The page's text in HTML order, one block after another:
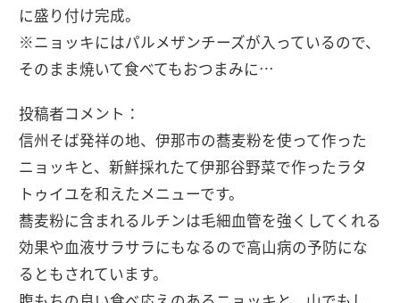
に盛り付け完成。
※ニョッキにはパルメザンチーズが入っているので、
そのまま焼いて食べてもおつまみに…
投稿者コメント：
信州そば発祥の地、伊那市の蕎麦粉を使って作った
ニョッキと、新鮮採れたて伊那谷野菜で作ったラタ
トゥイユを和えたメニューです。
蕎麦粉に含まれるルチンは毛細血管を強くしてくれる
効果や血液サラサラにもなるので高山病の予防にな
るともされています。